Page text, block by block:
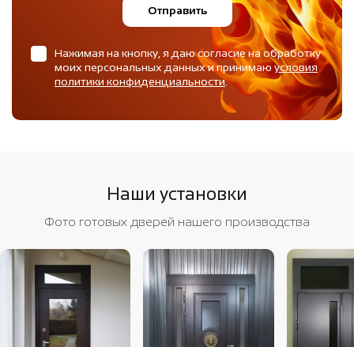
Отправить
Нажимая на кнопку, я даю согласие на обработку
моих персональных данных и принимаюусловия
политики конфиденциальности.
Наши установки
Фото готовых дверей нашего производства